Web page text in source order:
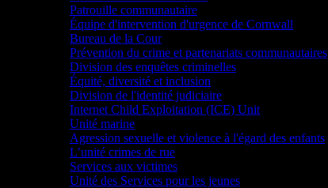
Patrouille communautaire
Équipe d'intervention d'urgence de Cornwall
Bureau de la Cour
Prévention du crime et partenariats communautaires
Division des enquêtes criminelles
Équité, diversité et inclusion
Division de l'identité judiciaire
Internet Child Exploitation (ICE) Unit
Unité marine
Agression sexuelle et violence à l'égard des enfants
L’unité crimes de rue
Services aux victimes
Unité des Services pour les jeunes